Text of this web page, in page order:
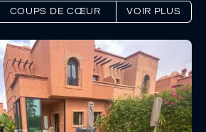
COUPS DE CŒUR VOIR PLUS